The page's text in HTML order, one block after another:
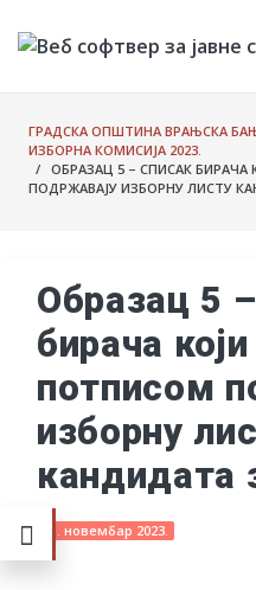
ГРАДСКА ОПШТИНА ВРАЊСКА
ИЗБОРНА КОМИСИЈА 2023.
/ ОБРАЗАЦ 5 – СПИСАК
ПОДРЖАВАЈУ ИЗБОРНУ ЛИСТУ
Образац 5
бирача
потписом
изборну
кандидата
1. новембар 2023.